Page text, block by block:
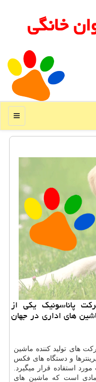
خانگی
منو
پاناسونیك یكی از
های اداری در جهان
های تولید کننده ماشین
و دستگاه های فکس
استفاده قرار میگیرد.
است که ماشین های